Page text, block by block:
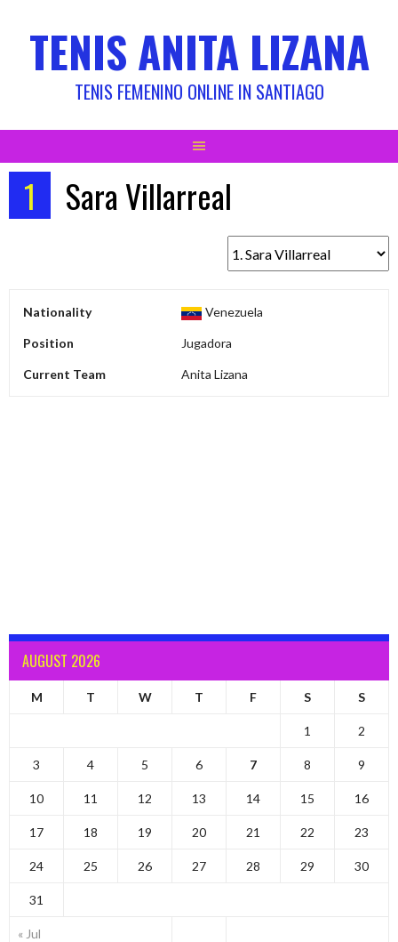
TENIS ANITA LIZANA
TENIS FEMENINO ONLINE IN SANTIAGO
1 Sara Villarreal
Nationality Venezuela
Position Jugadora
Current Team Anita Lizana
AUGUST 2026
M T W T F S S
« Jul
1 2
3 4 5 6 7 8 9
10 11 12 13 14 15 16
17 18 19 20 21 22 23
24 25 26 27 28 29 30
31